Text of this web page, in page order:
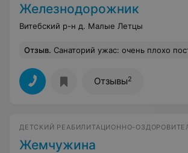
Железнодорожник
Витебский р-н д. Малые Летцы
Отзыв. Санаторий ужас: очень плохо построена работа медицинской базы, нет компьютерного назначения процедур (первый день, практически весь, ходишь по кабинетам и записываешься на процедуры, а дня через два ходишь всё менять), работа кабинетов до 15.30, поэтому с 9.00 до 15.00 нужно всё успеть, что делает отдых не комфортным априоре. Порции в столовой для женщин и детей, взрослый здоровый мужчина (говорю о себе и не
Отзывы2
ДЕТСКИЙ РЕАБИЛИТАЦИОННО-
Жемчужина